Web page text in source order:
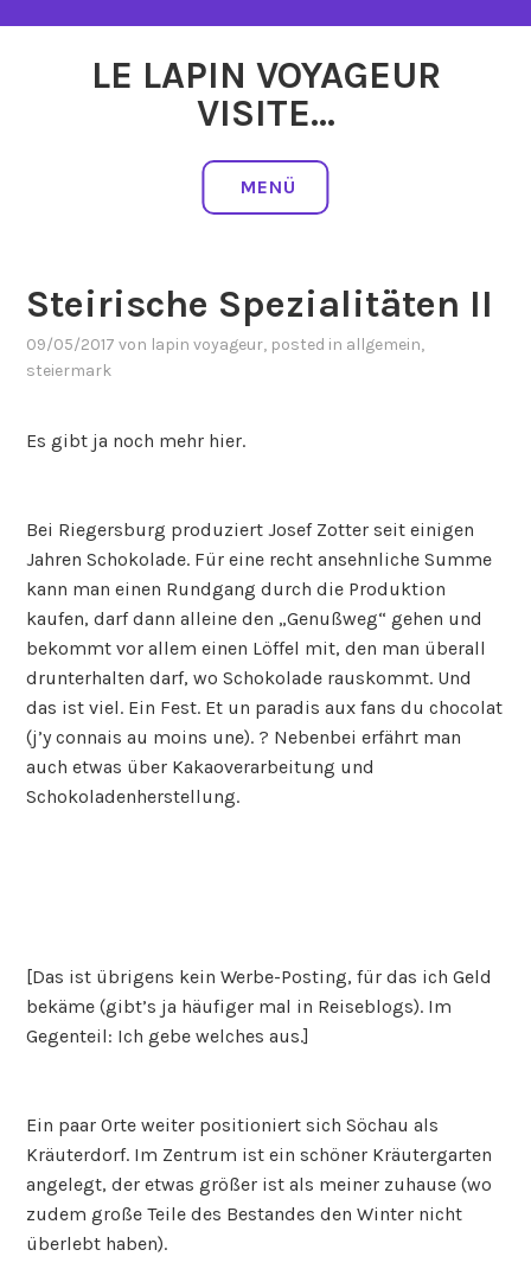
LE LAPIN VOYAGEUR
VISITE…
MENÜ
Steirische Spezialitäten II
09/05/2017 von lapin voyageur, posted in allgemein,
steiermark
Es gibt ja noch mehr hier.
Bei Riegersburg produziert Josef Zotter seit einigen
Jahren Schokolade. Für eine recht ansehnliche Summe
kann man einen Rundgang durch die Produktion
kaufen, darf dann alleine den „Genußweg“ gehen und
bekommt vor allem einen Löffel mit, den man überall
drunterhalten darf, wo Schokolade rauskommt. Und
das ist viel. Ein Fest. Et un paradis aux fans du chocolat
(j’y connais au moins une). ? Nebenbei erfährt man
auch etwas über Kakaoverarbeitung und
Schokoladenherstellung.
[Das ist übrigens kein Werbe-Posting, für das ich Geld
bekäme (gibt’s ja häufiger mal in Reiseblogs). Im
Gegenteil: Ich gebe welches aus.]
Ein paar Orte weiter positioniert sich Söchau als
Kräuterdorf. Im Zentrum ist ein schöner Kräutergarten
angelegt, der etwas größer ist als meiner zuhause (wo
zudem große Teile des Bestandes den Winter nicht
überlebt haben).